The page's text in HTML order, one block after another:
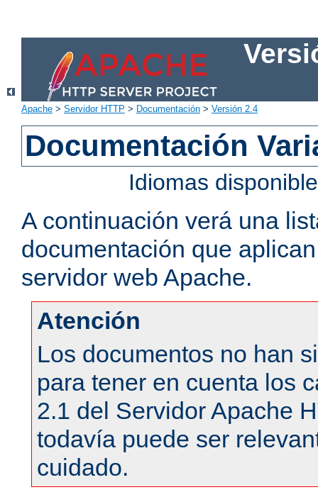
Apache > Servidor HTTP > Documentación > Versión 2.4
Documentación
Idiomas
A continuación verá una
documentación que
servidor web Apache.
Atención
Los documentos no han
para tener en cuenta los
2.1 del Servidor Apache
todavía puede ser
cuidado.